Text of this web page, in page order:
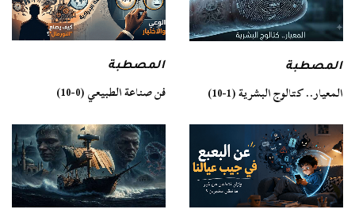
المصطبة
المعيار.. كتالوج البشرية (1-10)
المصطبة
فن صناعة الطبيعي (0-10)